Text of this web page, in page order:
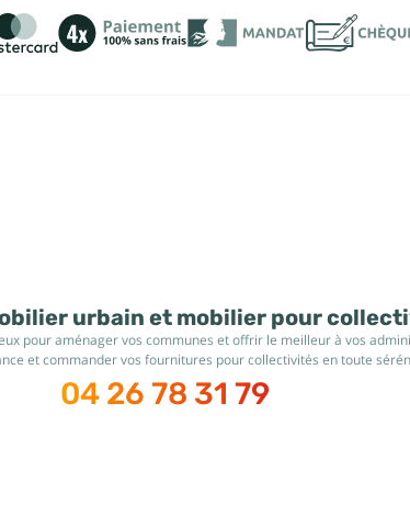
urbain et mobilier pour
pour aménager vos communes et offrir le meilleur à vos
et commander vos fournitures pour collectivités en toute
04 26 78 31 79